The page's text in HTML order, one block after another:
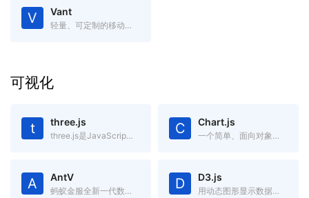
V Vant
轻量、可定制的移动端 Vue 组件库
可视化
t three.js
three.js是JavaScript编写的WebGL第三方库。提供了非常多的3D显示功能 C Chart.js
一个简单、面向对象，为设计和开发者准备的图表绘制工具库
A AntV
蚂蚁金服全新一代数据可视化解决方案，致力于提供一套简单方便、专业可靠、无限可能的数据可视化最佳实践。 D D3.js
用动态图形显示数据的JavaScript库